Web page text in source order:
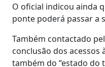
O oficial indicou ainda
ponte poderá passar a
Também contactado
conclusão dos acessos
também do “estado do